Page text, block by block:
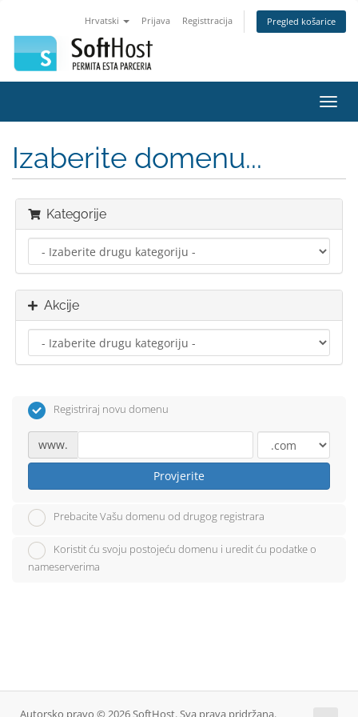
Hrvatski Prijava Registtracija Pregled košarice
Izaberite domenu...
Kategorije
Akcije
Registriraj novu domenu
www.
Provjerite
Prebacite Vašu domenu od drugog registrara
Koristit ću svoju postojeću domenu i uredit ću podatke o
nameserverima
Autorsko pravo © 2026 SoftHost. Sva prava pridržana.